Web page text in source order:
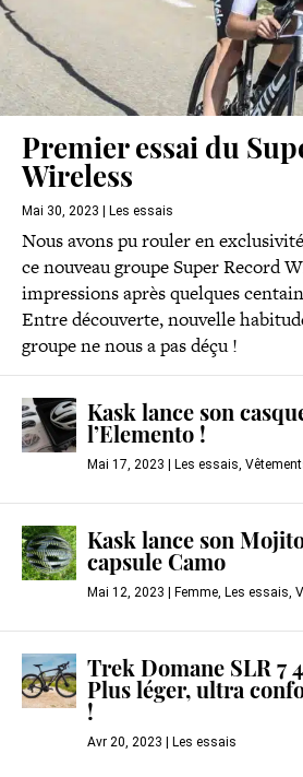
Premier essai du
Wireless
Mai 30, 2023 Les essais
Nous avons pu rouler en
ce nouveau groupe Super Record
impressions après quelques
Entre découverte, nouvelle
groupe ne nous a pas déçu !
Kask lance son
l’Elemento !
Mai 17, 2023 Les essais,
Kask lance son
capsule Camo
Mai 12, 2023 Femme, Les essais,
Trek Domane SLR 7
Plus léger, ultra
!
Avr 20, 2023 Les essais